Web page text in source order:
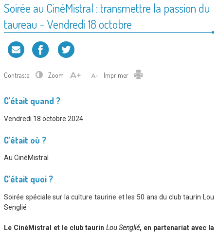
Soirée au CinéMistral : transmettre la passion du
taureau – Vendredi 18 octobre
Contraste Zoom Imprimer
C’était quand ?
Vendredi 18 octobre 2024
C’était où ?
Au CinéMistral
C’était quoi ?
Soirée spéciale sur la culture taurine et les 50 ans du club taurin Lou
Senglié
Le CinéMistral et le club taurin Lou Senglié, en partenariat avec la